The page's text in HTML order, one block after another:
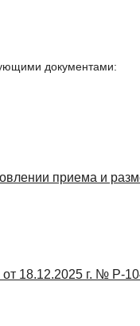
документами:
приема и
18.12.2025 г. № Р-